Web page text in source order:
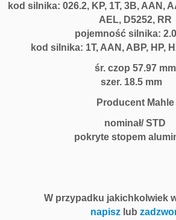
kod silnika: 026.2, KP, 1T, 3B, AAN,
AEL, D5252, RR
pojemność silnika:
kod silnika: 1T, AAN, ABP, HP,
śr. czop 57.97 mm
szer. 18.5 mm
Producent Mahle
nominał/ STD
pokryte stopem
W przypadku jakichkolwiek
napiszlub